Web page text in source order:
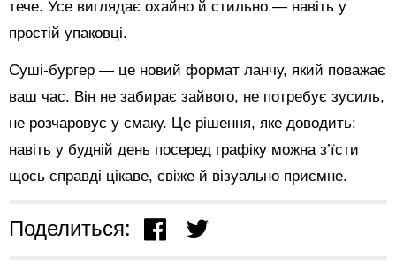
тече. Усе виглядає охайно й стильно — навіть у
простій упаковці.
Суші-бургер — це новий формат ланчу, який поважає
ваш час. Він не забирає зайвого, не потребує зусиль,
не розчаровує у смаку. Це рішення, яке доводить:
навіть у будній день посеред графіку можна з’їсти
щось справді цікаве, свіже й візуально приємне.
Поделиться: